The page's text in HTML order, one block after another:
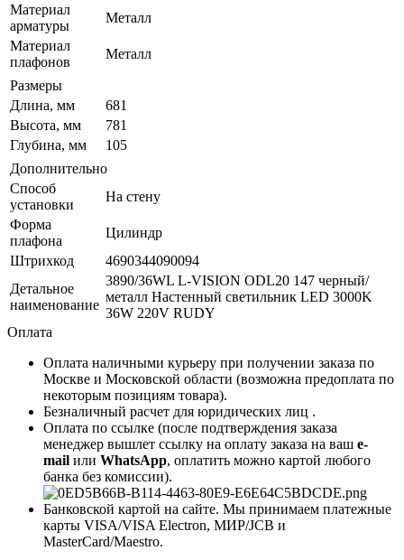
Материал
арматуры
Металл
Материал
плафонов
Металл
Размеры
Длина, мм
681
Высота, мм
781
Глубина, мм
105
Дополнительно
Способ
установки
На стену
Форма
плафона
Цилиндр
Штрихкод
4690344090094
Детальное
наименование
3890/36WL L-VISION ODL20 147 черный/
металл Настенный светильник LED 3000K
36W 220V RUDY
Оплата
Оплата наличными курьеру при получении заказа по
Москве и Московской области (возможна предоплата по
некоторым позициям товара).
Безналичный расчет для юридических лиц .
Оплата по ссылке (после подтверждения заказа
менеджер вышлет ссылку на оплату заказа на ваш e-
mail или WhatsApp, оплатить можно картой любого
банка без комиссии).
Банковской картой на сайте. Мы принимаем платежные
карты VISA/VISA Electron, МИР/JCB и
MasterCard/Maestro.